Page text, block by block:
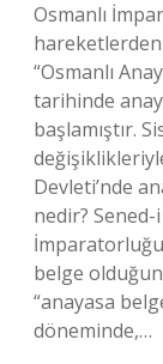
Osmanlı
hareketlerden
“Osmanlı
tarihinde
başlamıştır.
Devleti’nde
nedir?
belge
“anayasa
döneminde,…